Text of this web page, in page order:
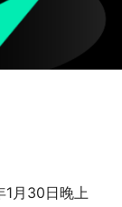
月30日晚上